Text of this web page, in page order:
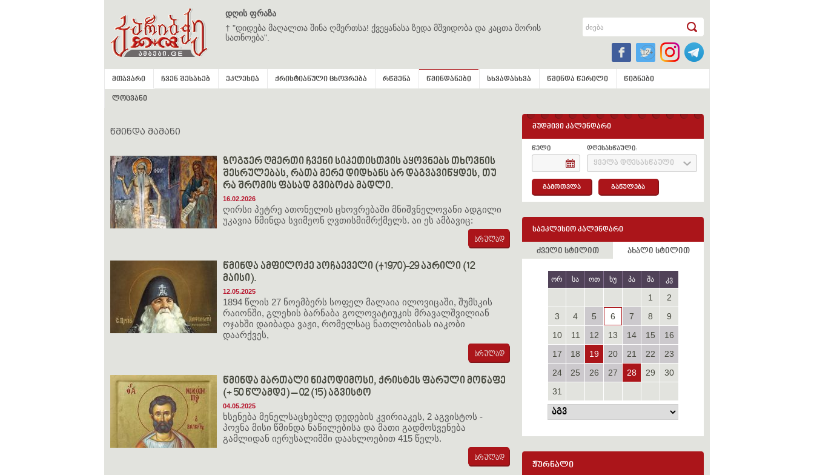
დღის ფრაზა
† "დიდება მაღალთა შინა ღმერთსა! ქვეყანასა ზედა მშვიდობა და კაცთა შორის
სათნოება".
მთავარი ჩვენ შესახებ ეკლესია ქრისტიანული ცხოვრება რწმენა წმინდანები სხვადასხვა წმინდა წერილი წიგნები
ლოცვანი
წმინდა მამანი
ზოგჯერ ღმერთი ჩვენი სიკეთისთვის აყოვნებს თხოვნის
შესრულებას, რათა მერე დიდხანს არ დაგვავიწყდეს, თუ
რა შრომის ფასად გვიბოძა მადლი.
16.02.2026
ღირსი პეტრე ათონელის ცხოვრებაში მნიშვნელოვანი ადგილი
უკავია წმინდა სვიმეონ ღვთისმიმრქმელს. აი ეს ამბავიც:
წმინდა ამფილოქე პოჩაეველი (†1970)-29 აპრილი (12
მაისი).
12.05.2025
1894 წლის 27 ნოემბერს სოფელ მალაია ილოვიცაში, შუმსკის
რაიონში, გლეხის ბარნაბა გოლოვატიუკის მრავალშვილიან
ოჯახში დაიბადა ვაჟი, რომელსაც ნათლობისას იაკობი
დაარქვეს,
წმინდა მართალი ნიკოდიმოსი, ქრისტეს ფარული მოწაფე
(+ 50 წლამდე) – 02 (15) აგვისტო
04.05.2025
ხსენება მენელსაცხებლე დედების კვირიაკეს, 2 აგვისტოს -
პოვნა მისი წმინდა ნაწილებისა და მათი გადმოსვენება
გამლიდან იერუსალიმში დაახლოებით 415 წელს.
მუდმივი კალენდარი
წელი დღესასწაული:
ყველა დღესასწაული
გამოთვლა განულება
საეკლესიო კალენდარი
ძველი სტილით ახალი სტილით
ორ სა ოთ ხუ პა შა კვ
1
2
3
4 5 6 7 8
9
10
11 12 13 14 15
16
17
18 19 20 21 22
23
24
25 26 27 28 29
30
31
ჟურნალი